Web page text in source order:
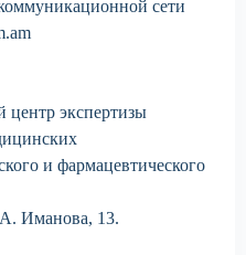
сети
экспертизы
и фармацевтического
А. Иманова, 13.